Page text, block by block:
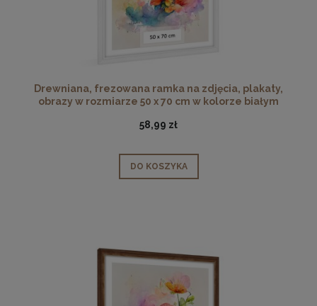
Drewniana, frezowana ramka na zdjęcia, plakaty,
obrazy w rozmiarze 50 x 70 cm w kolorze białym
58,99 zł
DO KOSZYKA